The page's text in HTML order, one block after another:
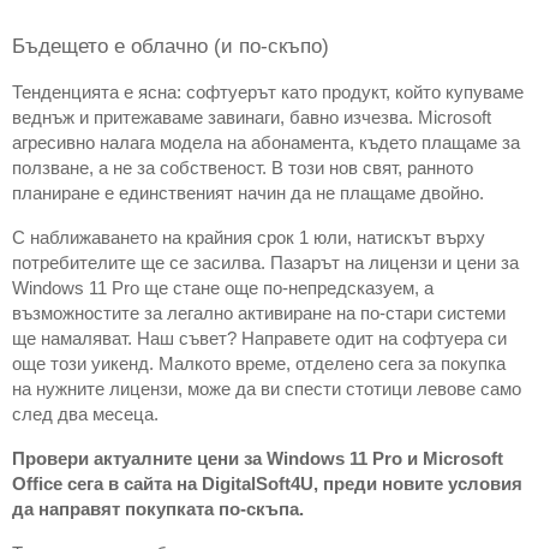
Бъдещето е облачно (и по-скъпо)
Тенденцията е ясна: софтуерът като продукт, който купуваме
веднъж и притежаваме завинаги, бавно изчезва. Microsoft
агресивно налага модела на абонамента, където плащаме за
ползване, а не за собственост. В този нов свят, ранното
планиране е единственият начин да не плащаме двойно.
С наближаването на крайния срок 1 юли, натискът върху
потребителите ще се засилва. Пазарът на лицензи и цени за
Windows 11 Pro ще стане още по-непредсказуем, а
възможностите за легално активиране на по-стари системи
ще намаляват. Наш съвет? Направете одит на софтуера си
още този уикенд. Малкото време, отделено сега за покупка
на нужните лицензи, може да ви спести стотици левове само
след два месеца.
Провери актуалните цени за Windows 11 Pro и Microsoft
Office сега в сайта на DigitalSoft4U, преди новите условия
да направят покупката по-скъпа.